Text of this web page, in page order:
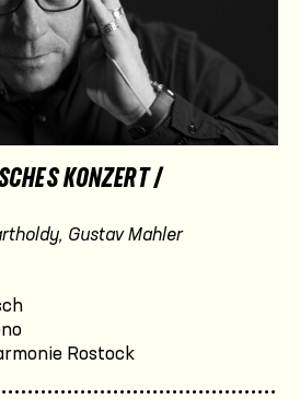
KONZERT /
Gustav Mahler
Rostock